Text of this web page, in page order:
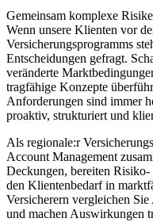
Gemeinsam komplexe
Wenn unsere Klienten vor
Versicherungsprogramms
Entscheidungen gefragt.
veränderte
tragfähige Konzepte
Anforderungen sind immer
proaktiv, strukturiert und
Als regionale:r
Account Management
Deckungen, bereiten
den Klientenbedarf in
Versicherern vergleichen
und machen Auswirkungen